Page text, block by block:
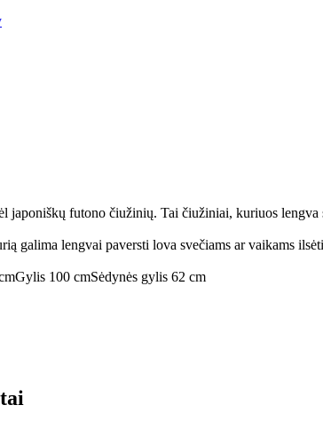
japoniškų futono čiužinių. Tai čiužiniai, kuriuos
galima lengvai paversti lova svečiams ar vaikams
Gylis 100 cmSėdynės gylis 62 cm